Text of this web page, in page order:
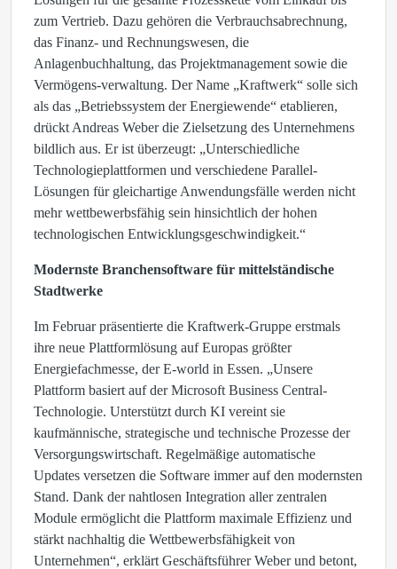
zum Vertrieb. Dazu gehören die Verbrauchsabrechnung,
das Finanz- und Rechnungswesen, die
Anlagenbuchhaltung, das Projektmanagement sowie die
Vermögens-verwaltung. Der Name „Kraftwerk“ solle sich
als das „Betriebssystem der Energiewende“ etablieren,
drückt Andreas Weber die Zielsetzung des Unternehmens
bildlich aus. Er ist überzeugt: „Unterschiedliche
Technologieplattformen und verschiedene Parallel-
Lösungen für gleichartige Anwendungsfälle werden nicht
mehr wettbewerbsfähig sein hinsichtlich der hohen
technologischen Entwicklungsgeschwindigkeit.“
Modernste Branchensoftware für mittelständische
Stadtwerke
Im Februar präsentierte die Kraftwerk-Gruppe erstmals
ihre neue Plattformlösung auf Europas größter
Energiefachmesse, der E-world in Essen. „Unsere
Plattform basiert auf der Microsoft Business Central-
Technologie. Unterstützt durch KI vereint sie
kaufmännische, strategische und technische Prozesse der
Versorgungswirtschaft. Regelmäßige automatische
Updates versetzen die Software immer auf den modernsten
Stand. Dank der nahtlosen Integration aller zentralen
Module ermöglicht die Plattform maximale Effizienz und
stärkt nachhaltig die Wettbewerbsfähigkeit von
Unternehmen“, erklärt Geschäftsführer Weber und betont,